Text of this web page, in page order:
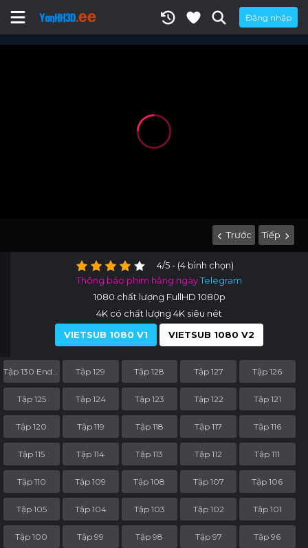
Đăng nhập
Trước Tiếp
4/5 - (4 bình chọn)
Thông báo phim hằng ngàyTelegram
1080 chất lượng FullHD 1080p
4K có chất lượng 4K siêu nét
VIETSUB 1080 V1
VIETSUB 1080 V2
Tập 129 Tập 128 Tập 127 Tập 126
Tập 125 Tập 124 Tập 123 Tập 122 Tập 121
Tập 120 Tập 119 Tập 118 Tập 117 Tập 116
Tập 115 Tập 114 Tập 113 Tập 112 Tập 111
Tập 110 Tập 109 Tập 108 Tập 107 Tập 106
Tập 105 Tập 104 Tập 103 Tập 102 Tập 101
Tập 100 Tập 99 Tập 98 Tập 97 Tập 96